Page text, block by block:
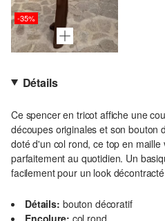
-35%
Détails
Ce spencer en tricot affiche une
découpes originales et son bouton
doté d'un col rond, ce top en maille
parfaitement au quotidien. Un
facilement pour un look
Détails: bouton décoratif
Encolure: col rond